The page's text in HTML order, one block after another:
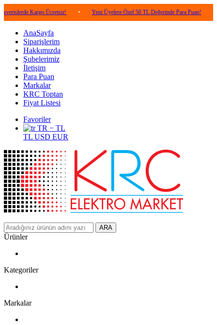
Kargo Ücretsiz! • Yeni Üyelere Özel 50 TL Değerinde Para Puan! •
AnaSayfa
Siparişlerim
Hakkımızda
Şubelerimiz
İletişim
Para Puan
Markalar
KRC Toptan
Fiyat Listesi
Favoriler
TR − TL
TL USD EUR
ARA
Ürünler
Kategoriler
Markalar